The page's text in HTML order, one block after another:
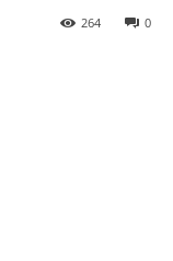
0
264